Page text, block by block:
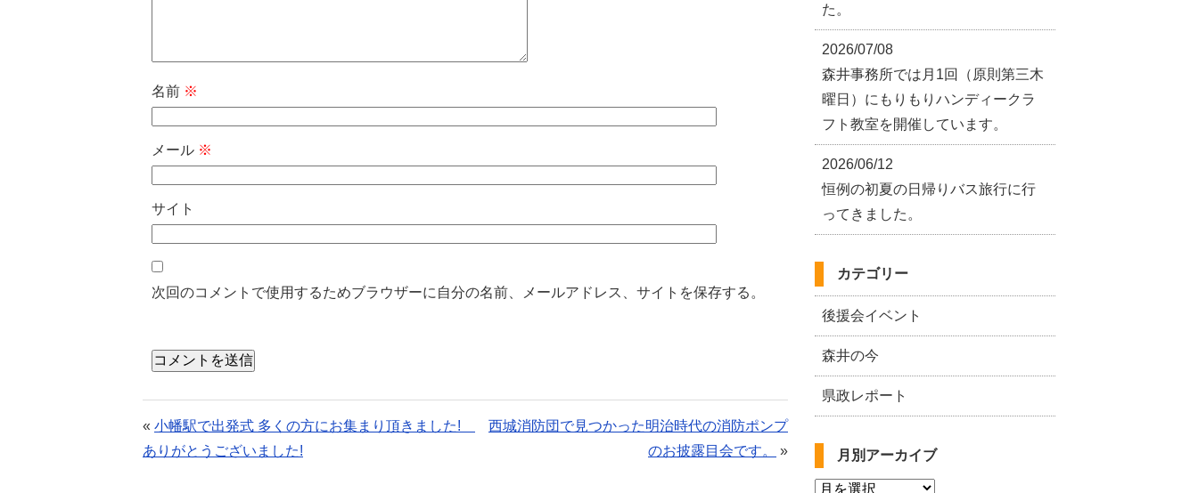
名前 ※
メール ※
サイト
次回のコメントで使用するためブラウザーに自分の名前、メールアドレス、サイトを保存する。
« 小幡駅で出発式 多くの方にお集まり頂きました!
ありがとうございました!
西城消防団で見つかった明治時代の消防ポンプ
のお披露目会です。
»
た。
2026/07/08
森井事務所では月1回（原則第三木
曜日）にもりもりハンディークラ
フト教室を開催しています。
2026/06/12
恒例の初夏の日帰りバス旅行に行
ってきました。
カテゴリー
後援会イベント
森井の今
県政レポート
月別アーカイブ